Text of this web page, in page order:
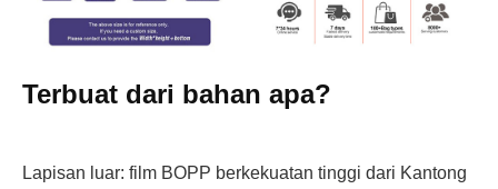
Terbuat dari bahan apa?
Lapisan luar: film BOPP berkekuatan tinggi dari Kantong